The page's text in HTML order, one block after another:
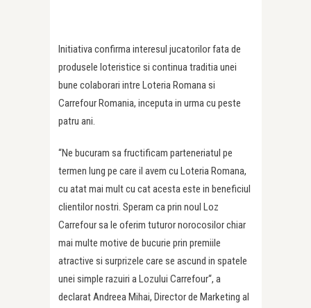
Initiativa confirma interesul jucatorilor fata de
produsele loteristice si continua traditia unei
bune colaborari intre Loteria Romana si
Carrefour Romania, inceputa in urma cu peste
patru ani.
“Ne bucuram sa fructificam parteneriatul pe
termen lung pe care il avem cu Loteria Romana,
cu atat mai mult cu cat acesta este in beneficiul
clientilor nostri. Speram ca prin noul Loz
Carrefour sa le oferim tuturor norocosilor chiar
mai multe motive de bucurie prin premiile
atractive si surprizele care se ascund in spatele
unei simple razuiri a Lozului Carrefour“, a
declarat Andreea Mihai, Director de Marketing al